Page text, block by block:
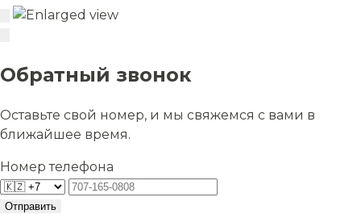
Обратный звонок
Оставьте свой номер, и мы свяжемся с вами в
ближайшее время.
Номер телефона
Отправить